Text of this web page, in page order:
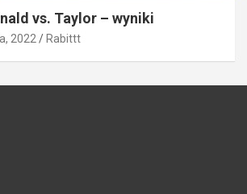
vs. Taylor – wyniki
2022 Rabittt